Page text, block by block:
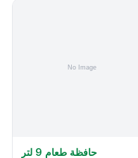
حافظة طعام 9 لتر